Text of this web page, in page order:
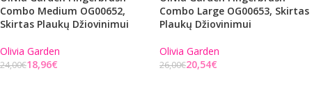
Combo Medium OG00652,
Skirtas Plaukų Džiovinimui
Olivia Garden
24,00€18,96€
Combo Large OG00653, Skirtas
Plaukų Džiovinimui
Olivia Garden
26,00€20,54€